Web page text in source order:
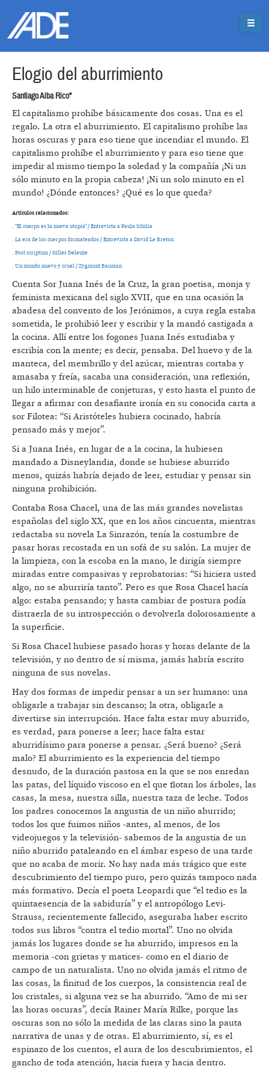
Elogio del aburrimiento
Santiago Alba Rico*
El capitalismo prohíbe básicamente dos cosas. Una es el
regalo. La otra el aburrimiento. El capitalismo prohíbe las
horas oscuras y para eso tiene que incendiar el mundo. El
capitalismo prohíbe el aburrimiento y para eso tiene que
impedir al mismo tiempo la soledad y la compañía ¡Ni un
sólo minuto en la propia cabeza! ¡Ni un solo minuto en el
mundo! ¿Dónde entonces? ¿Qué es lo que queda?
Artículos relacionados:
. "El cuerpo es la nueva utopía" / Entrevista a Paula Sibilia
. La era de los cuerpos formateados / Entrevista a David Le Breton
. Post scriptum / Gilles Deleuze
. Un mundo nuevo y cruel / Zygmunt Bauman
Cuenta Sor Juana Inés de la Cruz, la gran poetisa, monja y
feminista mexicana del siglo XVII, que en una ocasión la
abadesa del convento de los Jerónimos, a cuya regla estaba
sometida, le prohibió leer y escribir y la mandó castigada a
la cocina. Allí entre los fogones Juana Inés estudiaba y
escribía con la mente; es decir, pensaba. Del huevo y de la
manteca, del membrillo y del azúcar, mientras cortaba y
amasaba y freía, sacaba una consideración, una reflexión,
un hilo interminable de conjeturas, y esto hasta el punto de
llegar a afirmar con desafiante ironía en su conocida carta a
sor Filotea: “Si Aristóteles hubiera cocinado, habría
pensado más y mejor”.
Si a Juana Inés, en lugar de a la cocina, la hubiesen
mandado a Disneylandia, donde se hubiese aburrido
menos, quizás habría dejado de leer, estudiar y pensar sin
ninguna prohibición.
Contaba Rosa Chacel, una de las más grandes novelistas
españolas del siglo XX, que en los años cincuenta, mientras
redactaba su novela La Sinrazón, tenía la costumbre de
pasar horas recostada en un sofá de su salón. La mujer de
la limpieza, con la escoba en la mano, le dirigía siempre
miradas entre compasivas y reprobatorias: “Si hiciera usted
algo, no se aburriría tanto”. Pero es que Rosa Chacel hacía
algo: estaba pensando; y hasta cambiar de postura podía
distraerla de su introspección o devolverla dolorosamente a
la superficie.
Si Rosa Chacel hubiese pasado horas y horas delante de la
televisión, y no dentro de sí misma, jamás habría escrito
ninguna de sus novelas.
Hay dos formas de impedir pensar a un ser humano: una
obligarle a trabajar sin descanso; la otra, obligarle a
divertirse sin interrupción. Hace falta estar muy aburrido,
es verdad, para ponerse a leer; hace falta estar
aburridísimo para ponerse a pensar. ¿Será bueno? ¿Será
malo? El aburrimiento es la experiencia del tiempo
desnudo, de la duración pastosa en la que se nos enredan
las patas, del líquido viscoso en el que flotan los árboles, las
casas, la mesa, nuestra silla, nuestra taza de leche. Todos
los padres conocemos la angustia de un niño aburrido;
todos los que fuimos niños -antes, al menos, de los
videojuegos y la televisión- sabemos de la angustia de un
niño aburrido pataleando en el ámbar espeso de una tarde
que no acaba de morir. No hay nada más trágico que este
descubrimiento del tiempo puro, pero quizás tampoco nada
más formativo. Decía el poeta Leopardi que “el tedio es la
quintaesencia de la sabiduría” y el antropólogo Levi-
Strauss, recientemente fallecido, aseguraba haber escrito
todos sus libros “contra el tedio mortal”. Uno no olvida
jamás los lugares donde se ha aburrido, impresos en la
memoria -con grietas y matices- como en el diario de
campo de un naturalista. Uno no olvida jamás el ritmo de
las cosas, la finitud de los cuerpos, la consistencia real de
los cristales, si alguna vez se ha aburrido. “Amo de mi ser
las horas oscuras”, decía Rainer María Rilke, porque las
oscuras son no sólo la medida de las claras sino la pauta
narrativa de unas y de otras. El aburrimiento, sí, es el
espinazo de los cuentos, el aura de los descubrimientos, el
gancho de toda atención, hacia fuera y hacia dentro.